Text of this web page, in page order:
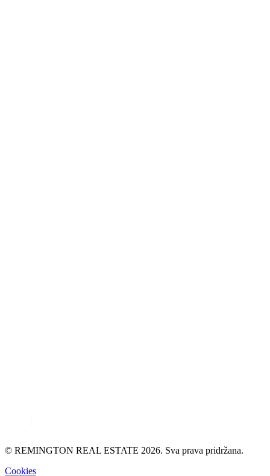
© REMINGTON REAL ESTATE 2026. Sva prava pridržana.
Cookies